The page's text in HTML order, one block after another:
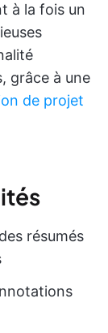
à la fois un
grâce à une
de projet
résumés